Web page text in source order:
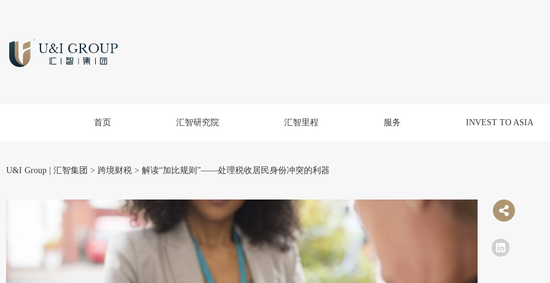
首页 汇智研究院 汇智里程 服务 INVEST TO ASIA
U&I Group | 汇智集团 > 跨境财税 > 解读“加比规则”——处理税收居民身份冲突的利器